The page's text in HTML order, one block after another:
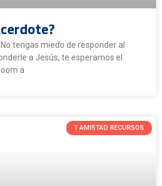
tengas miedo de responder al
a Jesús, te esperamos el
a
1 AMISTAD RECURSOS